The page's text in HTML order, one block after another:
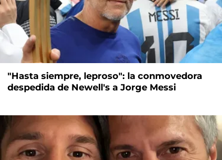
"Hasta siempre, leproso": la conmovedora
despedida de Newell's a Jorge Messi